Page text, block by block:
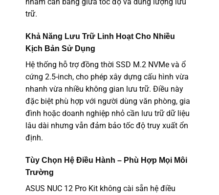
nhằm cân bằng giữa tốc độ và dung lượng lưu
trữ.
Khả Năng Lưu Trữ Linh Hoạt Cho Nhiều
Kịch Bản Sử Dụng
Hệ thống hỗ trợ đồng thời SSD M.2 NVMe và ổ
cứng 2.5-inch, cho phép xây dựng cấu hình vừa
nhanh vừa nhiều không gian lưu trữ. Điều này
đặc biệt phù hợp với người dùng văn phòng, gia
đình hoặc doanh nghiệp nhỏ cần lưu trữ dữ liệu
lâu dài nhưng vẫn đảm bảo tốc độ truy xuất ổn
định.
Tùy Chọn Hệ Điều Hành – Phù Hợp Mọi Môi
Trường
ASUS NUC 12 Pro Kit không cài sẵn hệ điều